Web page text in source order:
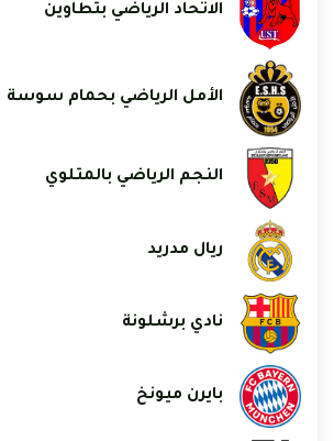
الاتحاد الرياضي بتطاوين
الأمل الرياضي بحمام سوسة
النجم الرياضي بالمتلوي
ريال مدريد
نادي برشلونة
بايرن ميونخ